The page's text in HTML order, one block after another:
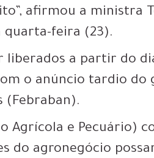
afirmou a ministra
quarta-feira (23).
a partir do
o anúncio tardio do
(Febraban).
Agrícola e Pecuário)
do agronegócio